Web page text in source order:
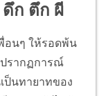
ดึก ตึก ผี
อนๆ ให้รอดพ้น
รากฏการณ์
ป็นทายาทของ